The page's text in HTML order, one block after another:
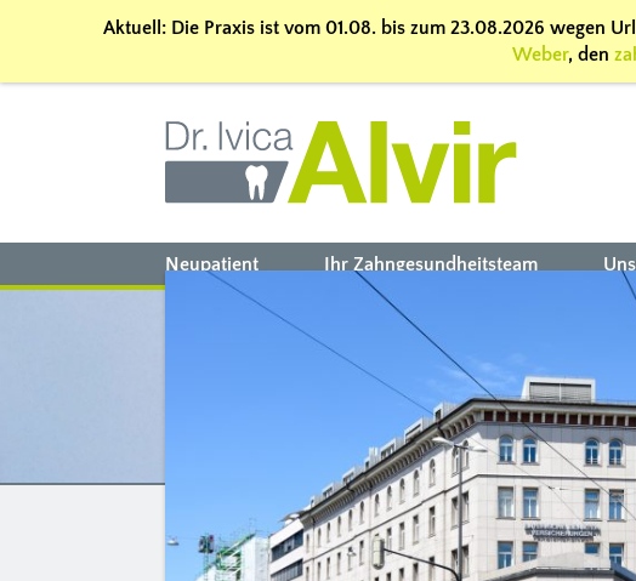
Aktuell: Die Praxis ist vom 01.08. bis zum 23.08.2026 wegen
Weber, den
Neupatient Ihr Zahngesundheitsteam